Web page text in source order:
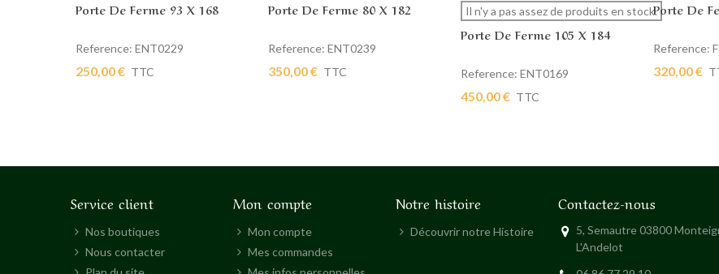
Ajouter au panier
Porte De Ferme 93 X 168
Reference: ENT0229
250,00 € TTC
Ajouter au panier
Porte De Ferme 80 X 182
Reference: ENT0239
350,00 € TTC
Afficher plus
Il n'y a pas assez de produits en stock.
Porte De Ferme 105 X 184
Reference: ENT0169
450,00 € TTC
Ajouter
Porte De
Reference:
320,00 €
Service client
Nos boutiques
Nous contacter
Mon compte
Mon compte
Mes commandes
Notre histoire
Découvrir notre Histoire
Contactez-nous
5, Semautre 03800
L'Andelot